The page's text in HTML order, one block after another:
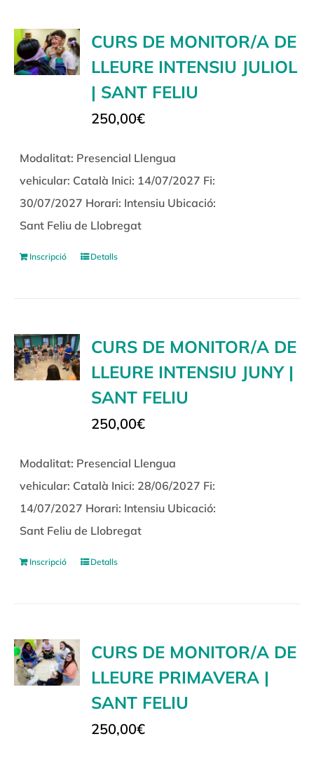
CURS DE MONITOR/A DE
LLEURE INTENSIU JULIOL
| SANT FELIU
250,00€
Modalitat: Presencial Llengua
vehicular: Català Inici: 14/07/2027 Fi:
30/07/2027 Horari: Intensiu Ubicació:
Sant Feliu de Llobregat
Inscripció Detalls
CURS DE MONITOR/A DE
LLEURE INTENSIU JUNY |
SANT FELIU
250,00€
Modalitat: Presencial Llengua
vehicular: Català Inici: 28/06/2027 Fi:
14/07/2027 Horari: Intensiu Ubicació:
Sant Feliu de Llobregat
Inscripció Detalls
CURS DE MONITOR/A DE
LLEURE PRIMAVERA |
SANT FELIU
250,00€